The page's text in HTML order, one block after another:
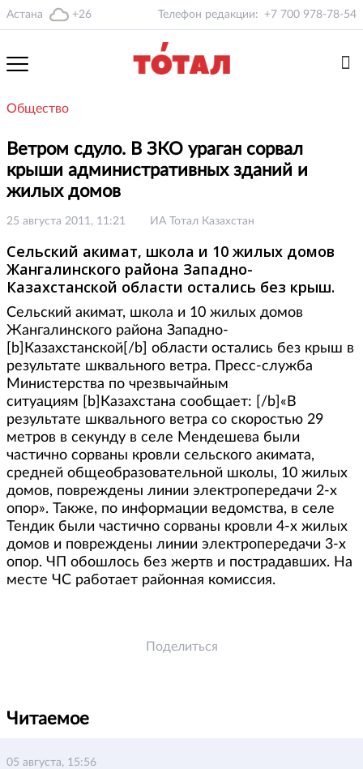
Астана +26 Телефон редакции: +7 700 978-78-54
Общество
Ветром сдуло. В ЗКО ураган сорвал
крыши административных зданий и
жилых домов
25 августа 2011, 11:21 ИА Тотал Казахстан
Сельский акимат, школа и 10 жилых домов
Жангалинского района Западно-
Казахстанской области остались без крыш.
Сельский акимат, школа и 10 жилых домов
Жангалинского района Западно-
[b]Казахстанской[/b] области остались без крыш в
результате шквального ветра. Пресс-служба
Министерства по чрезвычайным
ситуациям [b]Казахстана сообщает: [/b]«В
результате шквального ветра со скоростью 29
метров в секунду в селе Мендешева были
частично сорваны кровли сельского акимата,
средней общеобразовательной школы, 10 жилых
домов, повреждены линии электропередачи 2-х
опор». Также, по информации ведомства, в селе
Тендик были частично сорваны кровли 4-х жилых
домов и повреждены линии электропередачи 3-х
опор. ЧП обошлось без жертв и пострадавших. На
месте ЧС работает районная комиссия.
Поделиться
Читаемое
05 августа, 15:56